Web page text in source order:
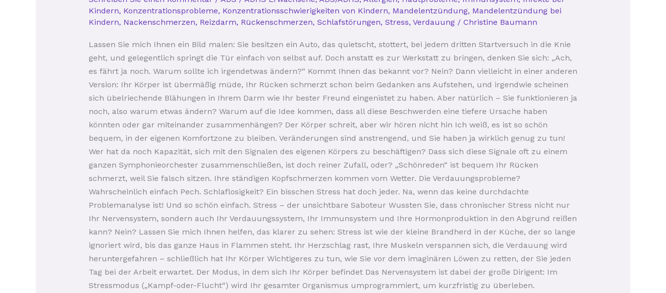
Kindern, Konzentrationsprobleme, Konzentrationsschwierigkeiten von Kindern, Mandelentzündung, Mandelentzündung bei
Kindern, Nackenschmerzen, Reizdarm, Rückenschmerzen, Schlafstörungen, Stress, Verdauung/ Christine Baumann
Lassen Sie mich Ihnen ein Bild malen: Sie besitzen ein Auto, das quietscht, stottert, bei jedem dritten Startversuch in die Knie
geht, und gelegentlich springt die Tür einfach von selbst auf. Doch anstatt es zur Werkstatt zu bringen, denken Sie sich: „Ach,
es fährt ja noch. Warum sollte ich irgendetwas ändern?“ Kommt Ihnen das bekannt vor? Nein? Dann vielleicht in einer anderen
Version: Ihr Körper ist übermäßig müde, Ihr Rücken schmerzt schon beim Gedanken ans Aufstehen, und irgendwie scheinen
sich übelriechende Blähungen in Ihrem Darm wie Ihr bester Freund eingenistet zu haben. Aber natürlich – Sie funktionieren ja
noch, also warum etwas ändern? Warum auf die Idee kommen, dass all diese Beschwerden eine tiefere Ursache haben
könnten oder gar miteinander zusammenhängen? Der Körper schreit, aber wir hören nicht hin Ich weiß, es ist so schön
bequem, in der eigenen Komfortzone zu bleiben. Veränderungen sind anstrengend, und Sie haben ja wirklich genug zu tun!
Wer hat da noch Kapazität, sich mit den Signalen des eigenen Körpers zu beschäftigen? Dass sich diese Signale oft zu einem
ganzen Symphonieorchester zusammenschließen, ist doch reiner Zufall, oder? „Schönreden“ ist bequem Ihr Rücken
schmerzt, weil Sie falsch sitzen. Ihre ständigen Kopfschmerzen kommen vom Wetter. Die Verdauungsprobleme?
Wahrscheinlich einfach Pech. Schlaflosigkeit? Ein bisschen Stress hat doch jeder. Na, wenn das keine durchdachte
Problemanalyse ist! Und so schön einfach. Stress – der unsichtbare Saboteur Wussten Sie, dass chronischer Stress nicht nur
Ihr Nervensystem, sondern auch Ihr Verdauungssystem, Ihr Immunsystem und Ihre Hormonproduktion in den Abgrund reißen
kann? Nein? Lassen Sie mich Ihnen helfen, das klarer zu sehen: Stress ist wie der kleine Brandherd in der Küche, der so lange
ignoriert wird, bis das ganze Haus in Flammen steht. Ihr Herzschlag rast, Ihre Muskeln verspannen sich, die Verdauung wird
heruntergefahren – schließlich hat Ihr Körper Wichtigeres zu tun, wie Sie vor dem imaginären Löwen zu retten, der Sie jeden
Tag bei der Arbeit erwartet. Der Modus, in dem sich Ihr Körper befindet Das Nervensystem ist dabei der große Dirigent: Im
Stressmodus („Kampf-oder-Flucht“) wird Ihr gesamter Organismus umprogrammiert, um kurzfristig zu überleben.
ich
doch
noch!